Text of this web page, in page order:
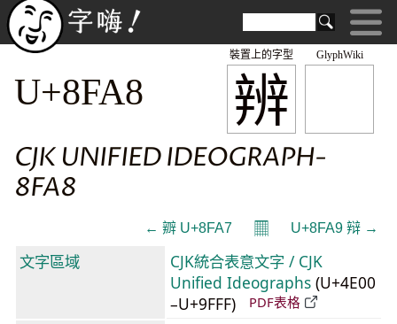
GlyphWiki
辨
裝置上的字型
U+8FA8
CJK UNIFIED IDEOGRAPH-
8FA8
← 辧 U+8FA7 𝄜 U+8FA9 辩 →
文字區域
CJK統合表意文字 / CJK
Unified Ideographs (U+4E00
–U+9FFF)
PDF表格